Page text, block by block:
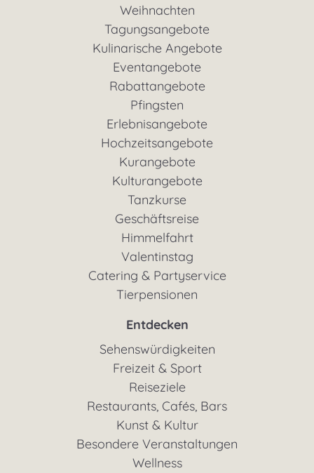
Weihnachten
Tagungsangebote
Kulinarische Angebote
Eventangebote
Rabattangebote
Pfingsten
Erlebnisangebote
Hochzeitsangebote
Kurangebote
Kulturangebote
Tanzkurse
Geschäftsreise
Himmelfahrt
Valentinstag
Catering & Partyservice
Tierpensionen
Entdecken
Sehenswürdigkeiten
Freizeit & Sport
Reiseziele
Restaurants, Cafés, Bars
Kunst & Kultur
Besondere Veranstaltungen
Wellness